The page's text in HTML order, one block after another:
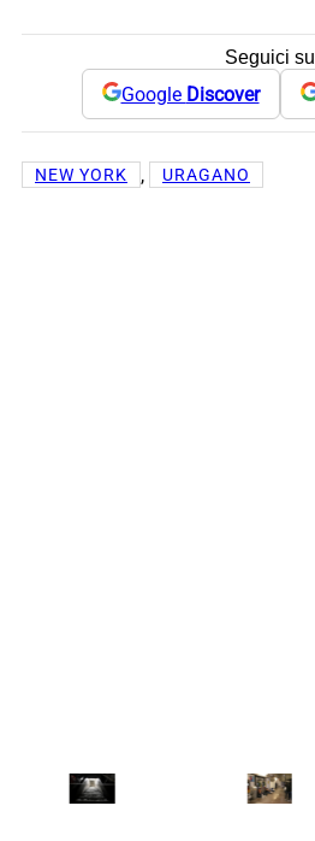
Seguici su
Google Discover
NEW YORK , URAGANO